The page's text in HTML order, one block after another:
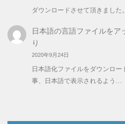
ダウンロードさせて頂きました
日本語の言語ファイルをア
り
2020年9月24日
日本語化ファイルをダウンロ
事、日本語で表示されるよう…